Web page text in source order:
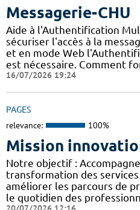
Messagerie-CHU
Aide à l'Authentification
sécuriser l'accès à la
et en mode Web
est nécessaire. Comment
16/07/2026 19:24
PAGES
relevance: 100%
Mission
Notre objectif :
transformation des
améliorer les parcours de
le quotidien des